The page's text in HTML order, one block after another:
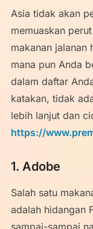
Asia tidak akan
memuaskan
makanan jalanan
mana pun Anda
dalam daftar
katakan, tidak
lebih lanjut dan
https://
1. Adobe
Salah satu
adalah hidangan
sampai-sampai